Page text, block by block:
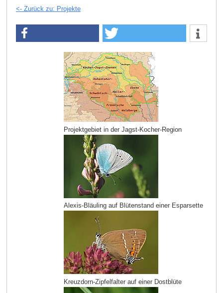
Projektgebiet in der Jagst-Kocher-Region
Alexis-Bläuling auf Blütenstand einer Esparsette
Kreuzdorn-Zipfelfalter auf einer Dostblüte
<- Zurück zu: Projekte